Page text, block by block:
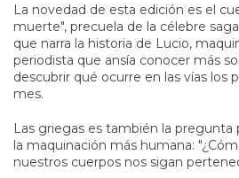
La novedad de esta edición es el
muerte", precuela de la célebre
que narra la historia de Lucio,
periodista que ansía conocer más
descubrir qué ocurre en las vías los
mes.
Las griegas es también la pregunta
la maquinación más humana:
nuestros cuerpos nos sigan